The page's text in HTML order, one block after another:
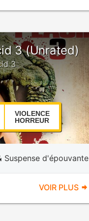
3 (Unrated)
3
VIOLENCE
HORREUR
Suspense d'épouvante
VOIR PLUS